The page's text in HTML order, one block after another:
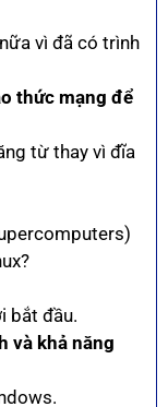
vì đã có trình
thức mạng để
từ thay vì đĩa
bắt đầu.
và khả năng